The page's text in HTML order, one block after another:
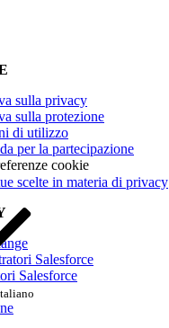
sulla privacy
sulla protezione
di utilizzo
per la partecipazione
cookie
scelte in materia di privacy
Salesforce
Salesforce